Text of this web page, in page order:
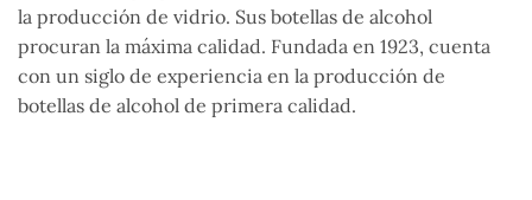
la producción de vidrio. Sus botellas de alcohol
procuran la máxima calidad. Fundada en 1923, cuenta
con un siglo de experiencia en la producción de
botellas de alcohol de primera calidad.